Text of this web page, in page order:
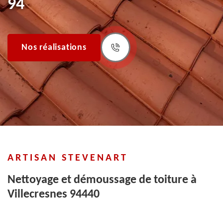
94
Nos réalisations
ARTISAN STEVENART
Nettoyage et démoussage de toiture à
Villecresnes 94440